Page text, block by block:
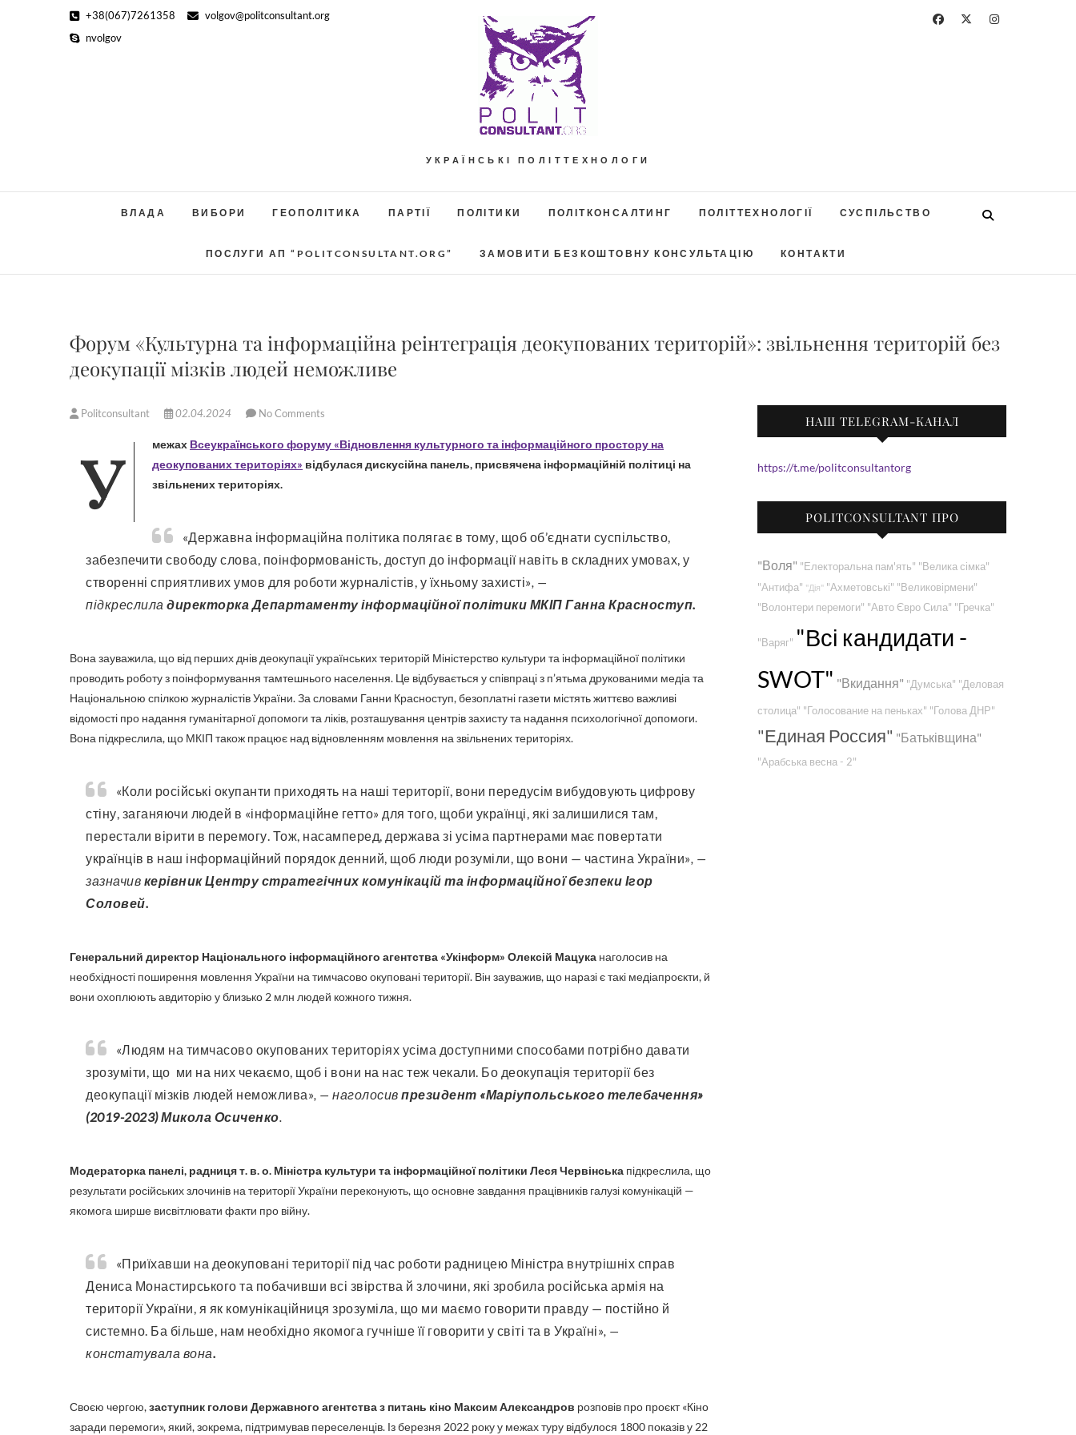
+38(067)7261358
volgov@politconsultant.org
nvolgov
УКРАЇНСЬКІ ПОЛІТТЕХНОЛОГИ
ВЛАДА ВИБОРИ ГЕОПОЛІТИКА ПАРТІЇ ПОЛІТИКИ ПОЛІТКОНСАЛТИНГ ПОЛІТТЕХНОЛОГІЇ СУСПІЛЬСТВО
ПОСЛУГИ АП “POLITCONSULTANT.ORG” ЗАМОВИТИ БЕЗКОШТОВНУ КОНСУЛЬТАЦІЮ КОНТАКТИ
Форум «Культурна та інформаційна реінтеграція деокупованих територій»: звільнення територій без
деокупації мізків людей неможливе
Politconsultant 02.04.2024 No Comments
У межах Всеукраїнського форуму «Відновлення культурного та інформаційного простору на
деокупованих територіях» відбулася дискусійна панель, присвячена інформаційній політиці на
звільнених територіях.
«Державна інформаційна політика полягає в тому, щоб об’єднати суспільство,
забезпечити свободу слова, поінформованість, доступ до інформації навіть в складних умовах, у
створенні сприятливих умов для роботи журналістів, у їхньому захисті», —
підкреслила директорка Департаменту інформаційної політики МКІП Ганна Красноступ.
Вона зауважила, що від перших днів деокупації українських територій Міністерство культури та інформаційної політики
проводить роботу з поінформування тамтешнього населення. Це відбувається у співпраці з п’ятьма друкованими медіа та
Національною спілкою журналістів України. За словами Ганни Красноступ, безоплатні газети містять життєво важливі
відомості про надання гуманітарної допомоги та ліків, розташування центрів захисту та надання психологічної допомоги.
Вона підкреслила, що МКІП також працює над відновленням мовлення на звільнених територіях.
«Коли російські окупанти приходять на наші території, вони передусім вибудовують цифрову
стіну, заганяючи людей в «інформаційне гетто» для того, щоби українці, які залишилися там,
перестали вірити в перемогу. Тож, насамперед, держава зі усіма партнерами має повертати
українців в наш інформаційний порядок денний, щоб люди розуміли, що вони — частина України», —
зазначив керівник Центру стратегічних комунікацій та інформаційної безпеки Ігор
Соловей.
Генеральний директор Національного інформаційного агентства «Укінформ» Олексій Мацука наголосив на
необхідності поширення мовлення України на тимчасово окуповані території. Він зауважив, що наразі є такі медіапроєкти, й
вони охоплюють авдиторію у близько 2 млн людей кожного тижня.
«Людям на тимчасово окупованих територіях усіма доступними способами потрібно давати
зрозуміти, що ми на них чекаємо, щоб і вони на нас теж чекали. Бо деокупація території без
деокупації мізків людей неможлива», — наголосив президент «Маріупольського телебачення»
(2019-2023) Микола Осиченко.
Модераторка панелі, радниця т. в. о. Міністра культури та інформаційної політики Леся Червінська підкреслила, що
результати російських злочинів на території України переконують, що основне завдання працівників галузі комунікацій —
якомога ширше висвітлювати факти про війну.
«Приїхавши на деокуповані території під час роботи радницею Міністра внутрішніх справ
Дениса Монастирського та побачивши всі звірства й злочини, які зробила російська армія на
території України, я як комунікаційниця зрозуміла, що ми маємо говорити правду — постійно й
системно. Ба більше, нам необхідно якомога гучніше її говорити у світі та в Україні», —
констатувала вона.
Своєю чергою,заступник голови Державного агентства з питань кіно Максим Александров розповів про проєкт «Кіно
заради перемоги», який, зокрема, підтримував переселенців. Із березня 2022 року у межах туру відбулося 1800 показів у 22
НАШ TELEGRAM-КАНАЛ
https://t.me/politconsultantorg
POLITCONSULTANT ПРО
"Воля" "Електоральна пам'ять" "Велика сімка"
"Антифа" "Дія" "Ахметовські" "Великовірмени"
"Волонтери перемоги" "Авто Євро Сила" "Гречка"
"Варяг" "Всі кандидати -
SWOT" "Вкидання" "Думська" "Деловая
столица" "Голосование на пеньках" "Голова ДНР"
"Единая Россия" "Батьківщина"
"Арабська весна - 2"